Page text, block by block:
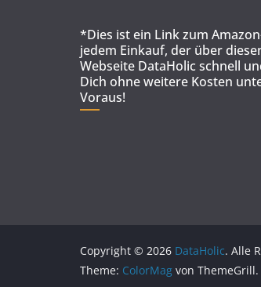
*Dies ist ein Link zum
jedem Einkauf, der über
Webseite DataHolic schnell
Dich ohne weitere Kosten
Voraus!
Copyright © 2026 DataHolic. Alle
Theme: ColorMag von